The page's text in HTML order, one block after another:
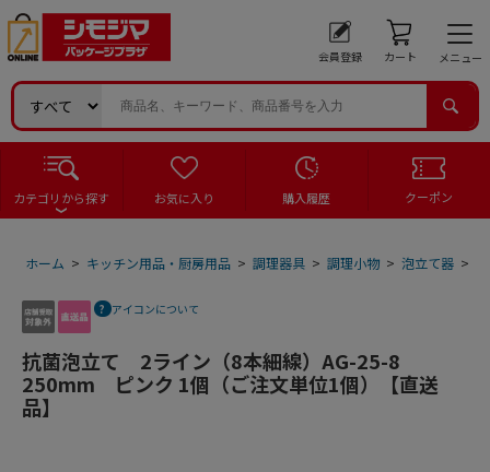
会員登録 カート メニュー
カテゴリから探す お気に入り 購入履歴 クーポン
ホーム > キッチン用品・厨房用品 > 調理器具 > 調理小物 > 泡立て器 >
アイコンについて
抗菌泡立て 2ライン（8本細線）AG-25-8
250mm ピンク 1個（ご注文単位1個）【直送
品】